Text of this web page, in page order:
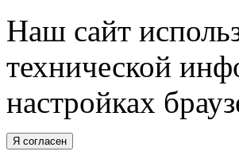
Наш сайт
технической
настройках
Я согласен